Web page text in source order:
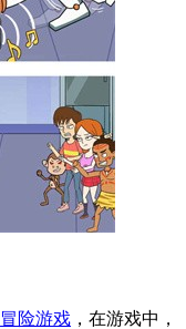
冒险游戏 ，在游戏中，